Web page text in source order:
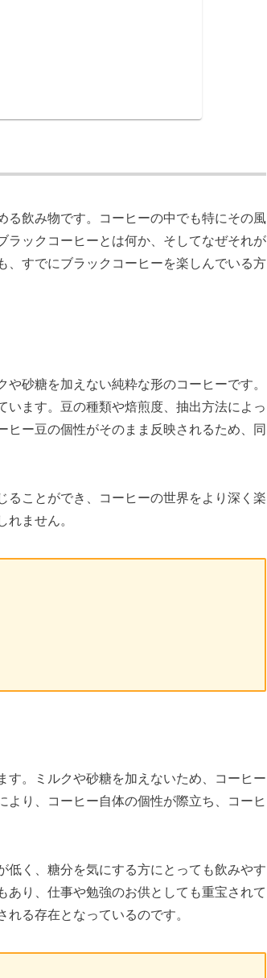
る飲み物です。コーヒーの中でも特にその風
ラックコーヒーとは何か、そしてなぜそれが
、すでにブラックコーヒーを楽しんでいる方
砂糖を加えない純粋な形のコーヒーです。
います。豆の種類や焙煎度、抽出方法によっ
ー豆の個性がそのまま反映されるため、同
ることができ、コーヒーの世界をより深く楽
ません。
す。ミルクや砂糖を加えないため、コーヒー
り、コーヒー自体の個性が際立ち、コーヒ
低く、糖分を気にする方にとっても飲みやす
り、仕事や勉強のお供としても重宝されて
る存在となっているのです。